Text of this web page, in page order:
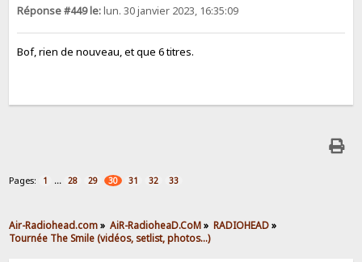
Réponse #449 le:lun. 30 janvier 2023, 16:35:09
Bof, rien de nouveau, et que 6 titres.
Pages: 1 ... 28 29 30 31 32 33
Air-Radiohead.com» AiR-RadioheaD.CoM» RADIOHEAD»
Tournée The Smile (vidéos, setlist, photos…)